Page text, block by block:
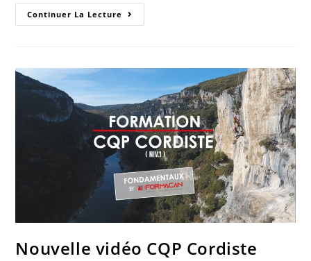
Continuer La Lecture
Nouvelle vidéo CQP Cordiste